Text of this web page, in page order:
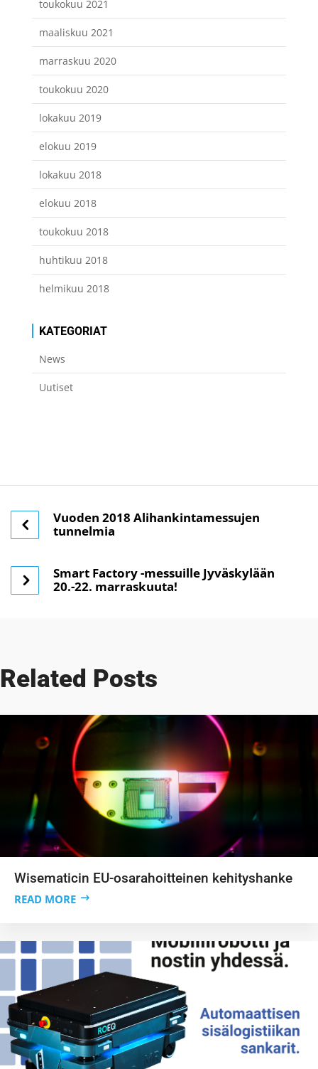
toukokuu 2021
maaliskuu 2021
marraskuu 2020
toukokuu 2020
lokakuu 2019
elokuu 2019
lokakuu 2018
elokuu 2018
toukokuu 2018
huhtikuu 2018
helmikuu 2018
KATEGORIAT
News
Uutiset
Vuoden 2018 Alihankintamessujen
tunnelmia
Smart Factory -messuille Jyväskylään
20.-22. marraskuuta!
Related Posts
Wisematicin EU-osarahoitteinen kehityshanke
READ MORE